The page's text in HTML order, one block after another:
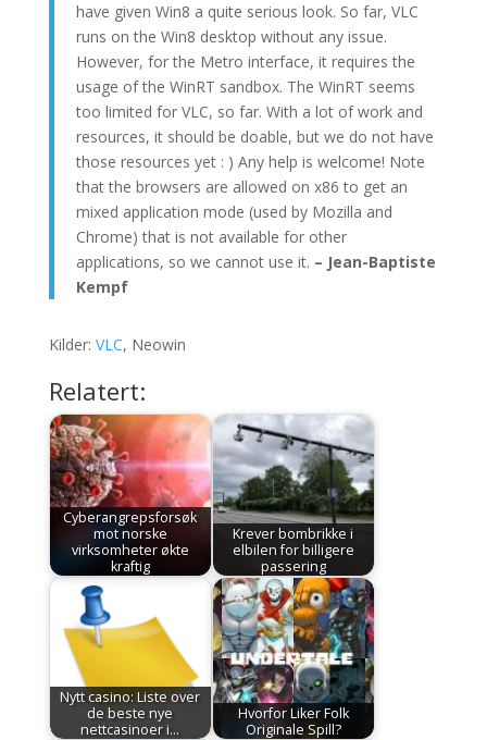
have given Win8 a quite serious look. So far, VLC
runs on the Win8 desktop without any issue.
However, for the Metro interface, it requires the
usage of the WinRT sandbox. The WinRT seems
too limited for VLC, so far. With a lot of work and
resources, it should be doable, but we do not have
those resources yet : ) Any help is welcome! Note
that the browsers are allowed on x86 to get an
mixed application mode (used by Mozilla and
Chrome) that is not available for other
applications, so we cannot use it. – Jean-Baptiste
Kempf
Kilder: VLC, Neowin
Relatert:
Cyberangrepsforsøk
mot norske
virksomheter økte
kraftig
Krever bombrikke i
elbilen for billigere
passering
Nytt casino: Liste over
de beste nye
nettcasinoer i…
Hvorfor Liker Folk
Originale Spill?